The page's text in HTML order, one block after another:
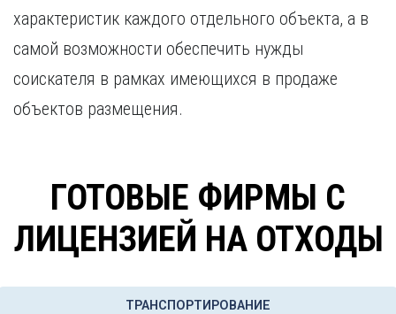
характеристик каждого отдельного объекта, а в
самой возможности обеспечить нужды
соискателя в рамках имеющихся в продаже
объектов размещения.
ГОТОВЫЕ ФИРМЫ С
ЛИЦЕНЗИЕЙ НА ОТХОДЫ
ТРАНСПОРТИРОВАНИЕ